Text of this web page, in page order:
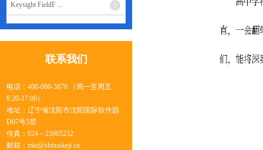
Keysight FieldF ...
联系我们
电话：400-080-3870 （周一至周五
8:20-17:00）
地址：辽宁省沈阳市沈阳国际软件园
D07号5层
传真：024－23905232
邮箱：mkt@shituokeji.cn